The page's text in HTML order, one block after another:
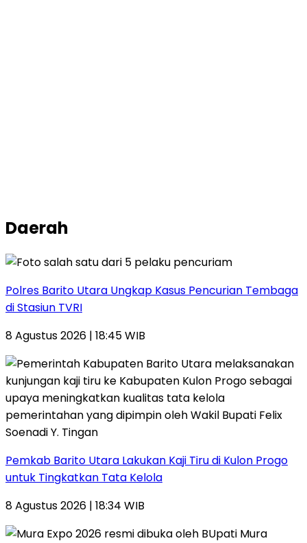
Daerah
Polres Barito Utara Ungkap Kasus Pencurian Tembaga
di Stasiun TVRI
8 Agustus 2026 | 18:45 WIB
Pemkab Barito Utara Lakukan Kaji Tiru di Kulon Progo
untuk Tingkatkan Tata Kelola
8 Agustus 2026 | 18:34 WIB